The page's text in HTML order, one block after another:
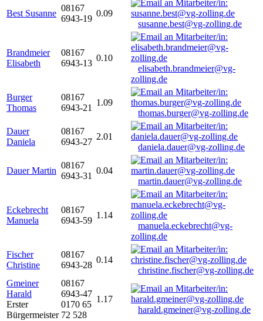
Best Susanne
08167
6943-19
0.09
susanne.best@vg-zolling.de
Brandmeier
Elisabeth
08167
6943-13
0.10
elisabeth.brandmeier@vg-
zolling.de
Burger
Thomas
08167
6943-21
1.09
thomas.burger@vg-zolling.de
Dauer
Daniela
08167
6943-27
2.01
daniela.dauer@vg-zolling.de
Dauer Martin
08167
6943-31
0.04
martin.dauer@vg-zolling.de
Eckebrecht
Manuela
08167
6943-59
1.14
manuela.eckebrecht@vg-
zolling.de
Fischer
Christine
08167
6943-28
0.14
christine.fischer@vg-zolling.de
Gmeiner
Harald
Erster
Bürgermeister
08167
6943-47
0170 65
72 528
1.17
harald.gmeiner@vg-zolling.de